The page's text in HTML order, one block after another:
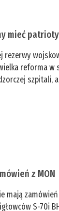
mieć
rezerwy
reforma w
szpitali,
z MON
mają
S-70i